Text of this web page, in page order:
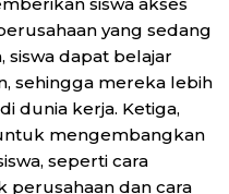
yang sedang
siswa dapat belajar
sehingga mereka lebih
dunia kerja. Ketiga,
mengembangkan
seperti cara
perusahaan dan cara